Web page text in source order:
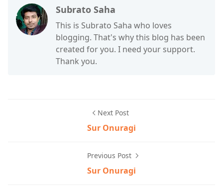
Subrato Saha
This is Subrato Saha who loves
blogging. That's why this blog has been
created for you. I need your support.
Thank you.
Next Post
Sur Onuragi
Previous Post
Sur Onuragi